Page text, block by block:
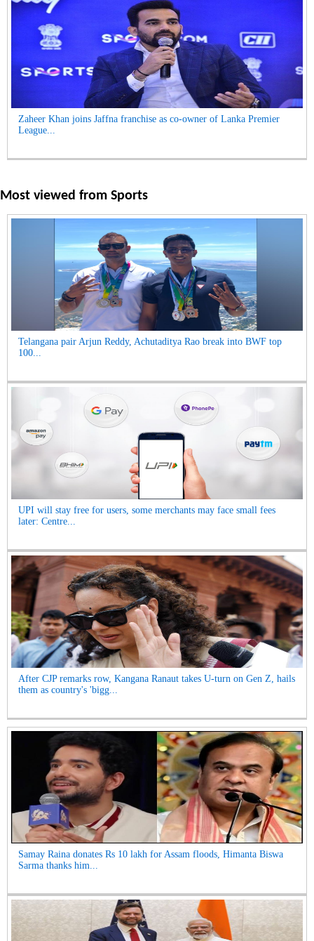
Zaheer Khan joins Jaffna franchise as co-owner of Lanka Premier
League...
Most viewed from Sports
Telangana pair Arjun Reddy, Achutaditya Rao break into BWF top
100...
UPI will stay free for users, some merchants may face small fees
later: Centre...
After CJP remarks row, Kangana Ranaut takes U-turn on Gen Z, hails
them as country's 'bigg...
Samay Raina donates Rs 10 lakh for Assam floods, Himanta Biswa
Sarma thanks him...